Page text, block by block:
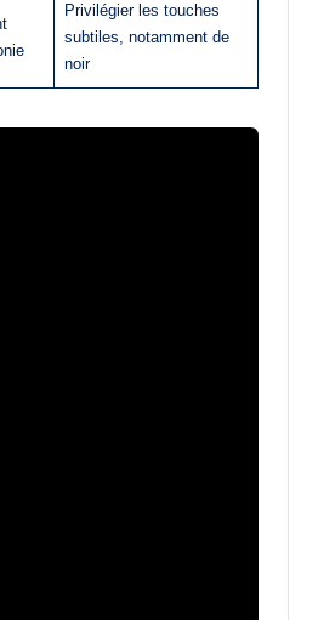
Privilégier les touches
subtiles, notamment de
noir